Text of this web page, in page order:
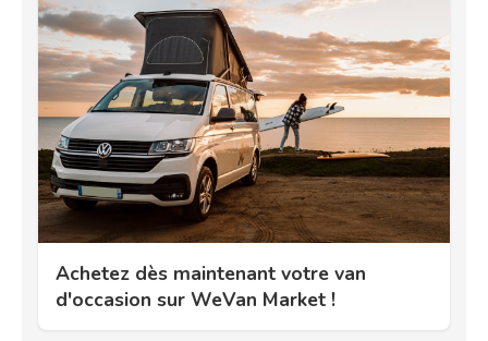
Achetez dès maintenant votre van
d'occasion sur WeVan Market !